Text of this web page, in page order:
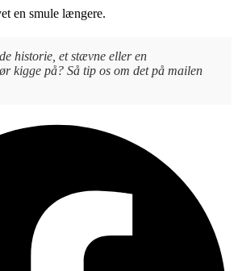
en smule længere.
historie, et stævne eller en
kigge på? Så tip os om det på mailen